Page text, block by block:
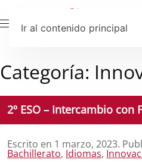
Ir al contenido principal
Categoría:
2º ESO – Intercambio con
Escrito en 1 marzo, 2023.
Bachillerato, Idiomas,